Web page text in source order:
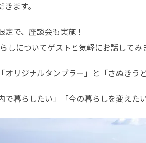
ます。
定で、座談会も実施！
しについてゲストと気軽にお話してみ
オリジナルタンブラー」と「さぬきう
で暮らしたい」「今の暮らしを変えた